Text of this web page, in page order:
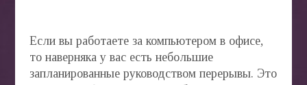
Если вы работаете за компьютером в офисе,
то наверняка у вас есть небольшие
запланированные руководством перерывы. Это